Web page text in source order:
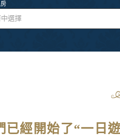
選擇
已經開始了“一日